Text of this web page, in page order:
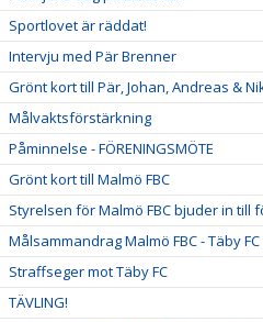
Sportlovet är räddat!
Intervju med Pär Brenner
Grönt kort till Pär, Johan, Andreas &
Målvaktsförstärkning
Påminnelse - FÖRENINGSMÖTE
Grönt kort till Malmö FBC
Styrelsen för Malmö FBC bjuder in till
Målsammandrag Malmö FBC - Täby FC
Straffseger mot Täby FC
TÄVLING!